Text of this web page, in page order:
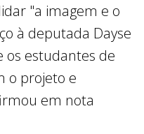
"a imagem e o
à deputada Dayse
os estudantes de
o projeto e
em nota